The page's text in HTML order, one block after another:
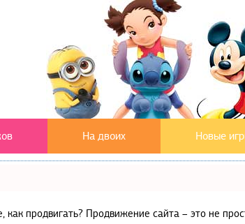
На двоих Новые
как продвигать? Продвижение сайта – это не